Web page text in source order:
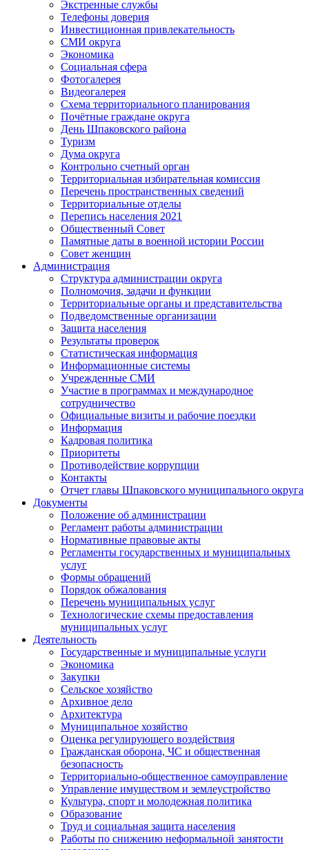
Экстренные службы
Телефоны доверия
Инвестиционная привлекательность
СМИ округа
Экономика
Социальная сфера
Фотогалерея
Видеогалерея
Схема территориального планирования
Почётные граждане округа
День Шпаковского района
Туризм
Дума округа
Контрольно счетный орган
Территориальная избирательная комиссия
Перечень пространственных сведений
Территориальные отделы
Перепись населения 2021
Общественный Совет
Памятные даты в военной истории России
Совет женщин
Администрация
Структура администрации округа
Полномочия, задачи и функции
Территориальные органы и представительства
Подведомственные организации
Защита населения
Результаты проверок
Статистическая информация
Информационные системы
Учрежденные СМИ
Участие в программах и международное
сотрудничество
Официальные визиты и рабочие поездки
Информация
Кадровая политика
Приоритеты
Противодействие коррупции
Контакты
Отчет главы Шпаковского муниципального округа
Документы
Положение об администрации
Регламент работы администрации
Нормативные правовые акты
Регламенты государственных и муниципальных
услуг
Формы обращений
Порядок обжалования
Перечень муниципальных услуг
Технологические схемы предоставления
муниципальных услуг
Деятельность
Государственные и муниципальные услуги
Экономика
Закупки
Сельское хозяйство
Архивное дело
Архитектура
Муниципальное хозяйство
Оценка регулирующего воздействия
Гражданская оборона, ЧС и общественная
безопасность
Территориально-общественное самоуправление
Управление имуществом и землеустройство
Культура, спорт и молодежная политика
Образование
Труд и социальная защита населения
Работы по снижению неформальной занятости